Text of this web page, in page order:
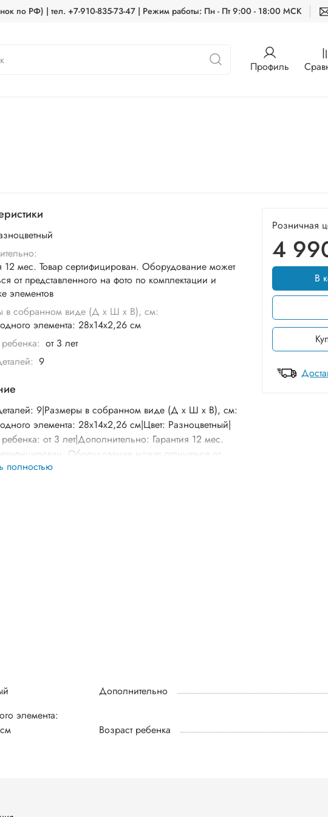
по РФ) | тел. +7-910-835-73-47 | Режим работы: Пн - Пт 9:00 - 18:00 МСК
Профиль
12 мес. Товар сертифицирован. Оборудование может
от представленного на фото по комплектации и
элементов
в собранном виде (Д х Ш х В), см:
элемента: 28х14х2,26 см
от 3 лет
9
9|Размеры в собранном виде (Д х Ш х В), см:
элемента: 28х14х2,26 см|Цвет: Разноцветный|
ребенка: от 3 лет|Дополнительно: Гарантия 12 мес.
Оборудование может отличаться от
на фото по комплектации и расцветке
полностью
Розничная
4
В
Дополнительно
элемента:
Возраст ребенка